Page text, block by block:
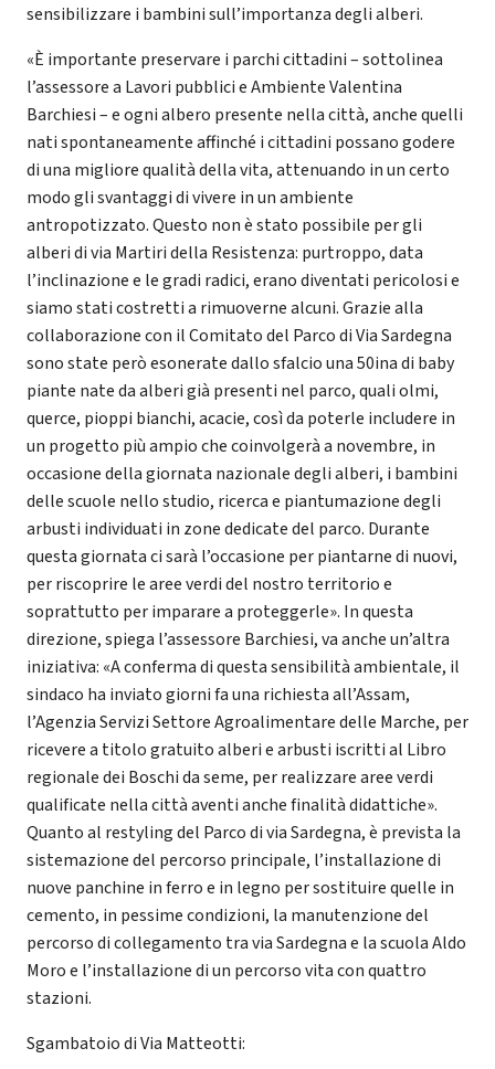
sensibilizzare i bambini sull’importanza degli alberi.
«È importante preservare i parchi cittadini – sottolinea
l’assessore a Lavori pubblici e Ambiente Valentina
Barchiesi – e ogni albero presente nella città, anche quelli
nati spontaneamente affinché i cittadini possano godere
di una migliore qualità della vita, attenuando in un certo
modo gli svantaggi di vivere in un ambiente
antropotizzato. Questo non è stato possibile per gli
alberi di via Martiri della Resistenza: purtroppo, data
l’inclinazione e le gradi radici, erano diventati pericolosi e
siamo stati costretti a rimuoverne alcuni. Grazie alla
collaborazione con il Comitato del Parco di Via Sardegna
sono state però esonerate dallo sfalcio una 50ina di baby
piante nate da alberi già presenti nel parco, quali olmi,
querce, pioppi bianchi, acacie, così da poterle includere in
un progetto più ampio che coinvolgerà a novembre, in
occasione della giornata nazionale degli alberi, i bambini
delle scuole nello studio, ricerca e piantumazione degli
arbusti individuati in zone dedicate del parco. Durante
questa giornata ci sarà l’occasione per piantarne di nuovi,
per riscoprire le aree verdi del nostro territorio e
soprattutto per imparare a proteggerle». In questa
direzione, spiega l’assessore Barchiesi, va anche un’altra
iniziativa: «A conferma di questa sensibilità ambientale, il
sindaco ha inviato giorni fa una richiesta all’Assam,
l’Agenzia Servizi Settore Agroalimentare delle Marche, per
ricevere a titolo gratuito alberi e arbusti iscritti al Libro
regionale dei Boschi da seme, per realizzare aree verdi
qualificate nella città aventi anche finalità didattiche».
Quanto al restyling del Parco di via Sardegna, è prevista la
sistemazione del percorso principale, l’installazione di
nuove panchine in ferro e in legno per sostituire quelle in
cemento, in pessime condizioni, la manutenzione del
percorso di collegamento tra via Sardegna e la scuola Aldo
Moro e l’installazione di un percorso vita con quattro
stazioni.
Sgambatoio di Via Matteotti: